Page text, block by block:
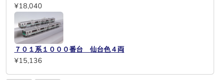
¥18,040
７０１系１０００番台 仙台色４両
¥15,136